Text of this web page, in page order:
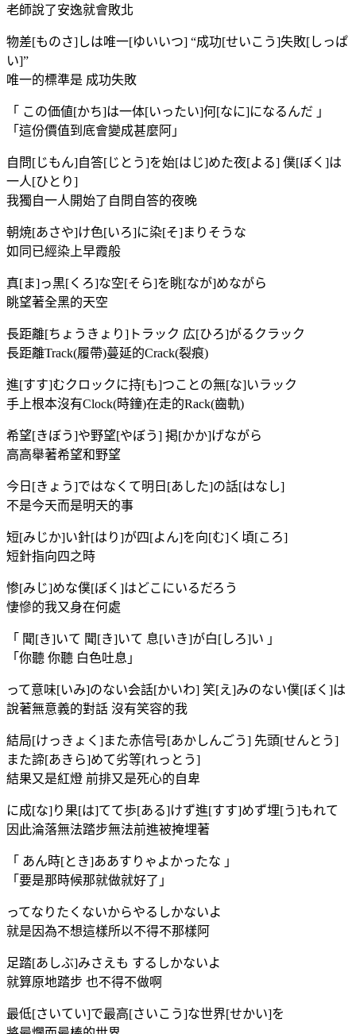
老師說了安逸就會敗北
物差[ものさ]しは唯一[ゆいいつ] “成功[せいこう]失敗[しっぱ
い]”
唯一的標準是 成功失敗
「 この価値[かち]は一体[いったい]何[なに]になるんだ 」
「這份價值到底會變成甚麼阿」
自問[じもん]自答[じとう]を始[はじ]めた夜[よる] 僕[ぼく]は
一人[ひとり]
我獨自一人開始了自問自答的夜晚
朝焼[あさや]け色[いろ]に染[そ]まりそうな
如同已經染上早霞般
真[ま]っ黒[くろ]な空[そら]を眺[なが]めながら
眺望著全黑的天空
長距離[ちょうきょり]トラック 広[ひろ]がるクラック
長距離Track(履帶)蔓延的Crack(裂痕)
進[すす]むクロックに持[も]つことの無[な]いラック
手上根本沒有Clock(時鐘)在走的Rack(齒軌)
希望[きぼう]や野望[やぼう] 掲[かか]げながら
高高舉著希望和野望
今日[きょう]ではなくて明日[あした]の話[はなし]
不是今天而是明天的事
短[みじか]い針[はり]が四[よん]を向[む]く頃[ころ]
短針指向四之時
惨[みじ]めな僕[ぼく]はどこにいるだろう
悽慘的我又身在何處
「 聞[き]いて 聞[き]いて 息[いき]が白[しろ]い 」
「你聽 你聽 白色吐息」
って意味[いみ]のない会話[かいわ] 笑[え]みのない僕[ぼく]は
說著無意義的對話 沒有笑容的我
結局[けっきょく]また赤信号[あかしんごう] 先頭[せんとう]
また諦[あきら]めて劣等[れっとう]
結果又是紅燈 前排又是死心的自卑
に成[な]り果[は]てて歩[ある]けず進[すす]めず埋[う]もれて
因此淪落無法踏步無法前進被掩埋著
「 あん時[とき]ああすりゃよかったな 」
「要是那時候那就做就好了」
ってなりたくないからやるしかないよ
就是因為不想這樣所以不得不那樣阿
足踏[あしぶ]みさえも するしかないよ
就算原地踏步 也不得不做啊
最低[さいてい]で最高[さいこう]な世界[せかい]を